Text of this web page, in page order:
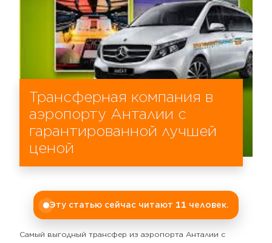
Трансферная компания в
аэропорту Анталии с
гарантированной лучшей
ценой
Эту статью сейчас читают 12 человек.
Самый выгодный трансфер из аэропорта Анталии с